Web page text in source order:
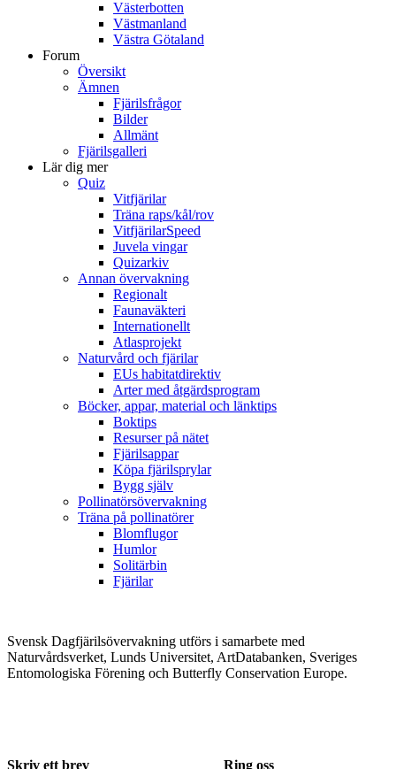
Västerbotten
Västmanland
Västra Götaland
Forum
Översikt
Ämnen
Fjärilsfrågor
Bilder
Allmänt
Fjärilsgalleri
Lär dig mer
Quiz
Vitfjärilar
Träna raps/kål/rov
VitfjärilarSpeed
Juvela vingar
Quizarkiv
Annan övervakning
Regionalt
Faunaväkteri
Internationellt
Atlasprojekt
Naturvård och fjärilar
EUs habitatdirektiv
Arter med åtgärdsprogram
Böcker, appar, material och länktips
Boktips
Resurser på nätet
Fjärilsappar
Köpa fjärilsprylar
Bygg själv
Pollinatörsövervakning
Träna på pollinatörer
Blomflugor
Humlor
Solitärbin
Fjärilar
Svensk Dagfjärilsövervakning utförs i samarbete med
Naturvårdsverket, Lunds Universitet, ArtDatabanken, Sveriges
Entomologiska Förening och Butterfly Conservation Europe.
Skriv ett brev Ring oss